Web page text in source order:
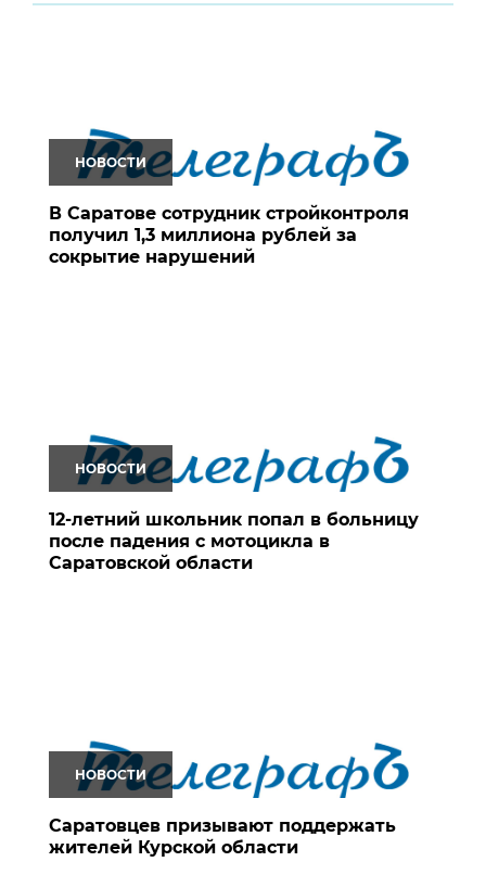
НОВОСТИ
В Саратове сотрудник стройконтроля
получил 1,3 миллиона рублей за
сокрытие нарушений
НОВОСТИ
12-летний школьник попал в больницу
после падения с мотоцикла в
Саратовской области
НОВОСТИ
Саратовцев призывают поддержать
жителей Курской области